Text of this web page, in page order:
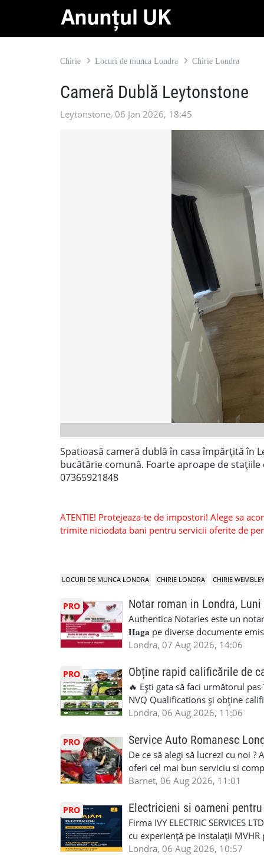
Chirie Locuri de munca Londra Chirie Londra
Cameră Dublă Leytonstone
Leytonstone, 06 Jan 2026, 18:45
Spatioasă cameră dublă în casa împărțită în
bucătărie comună. Foarte aproape de
07365921848
ATENTIE! Protejeaza-te de impostori! Alege sa
trimite niciodata bani pentru servicii oferite de
LOCURI DE MUNCA LONDRA CHIRIE LONDRA CHIRIE WEMBLEY
PRO Notar roman in Londra, Luni
Authentica Notaries este un
𝐇𝐚𝐠𝐚 pe diverse documente
căsătorie) ♦ 𝐩𝐫𝐨𝐜𝐮𝐫𝐢 ♦
împrumut în România) ♦ 𝐭𝐫𝐚𝐝𝐮𝐜𝐞𝐫𝐢
judiciar din România ♦Certificat
Identificari (ex.ID1) Legal, fără
sâmbăta 🕒 Program: • Luni -
Telefon/WhatsApp: 0792 831
#declaratiidecalatorie
Londra, 07 Aug 2026, 14:06
PRO Obține rapid calificările de
🔥 Ești gata să faci următorul
NVQ Qualifications și obține
Calificări recunoscute în UK ✅
competențele 👷 Indiferent dacă
oficială, noi te ajutăm să alegi
complicații. 💥 Suport real de la
noi oportunități de muncă și de
6RR 🚀 CSCS Colindale – GQA
te astăzi. Construiește-ți viitorul
Londra, 06 Aug 2026, 11:06
PRO Service Auto Romanesc
De ce să alegi să lucrezi cu noi
oferi cel mai bun serviciu si
alegerea ideală: Personal
Auto. Indiferent de situație,
repara in scurt timp si eficient
garaj auto care ofera orice tip de
Lucram cu Toate Garantiile si
Barnet, 06 Aug 2026, 11:01
PRO Electricieni si oameni
Firma IVY ELECTRIC SERVICES
cu experiență pe instalații
obligatorii: 🔹 Full PPE
Londra, 06 Aug 2026, 10:57